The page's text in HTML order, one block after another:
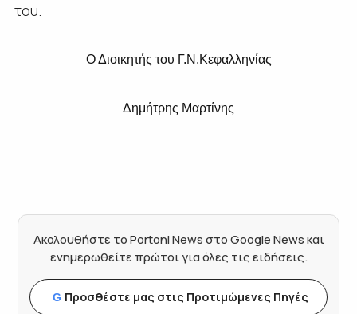
του.
Ο Διοικητής του Γ.Ν.Κεφαλληνίας
Δημήτρης Μαρτίνης
Ακολουθήστε το Portoni News στο Google News και
ενημερωθείτε πρώτοι για όλες τις ειδήσεις.
G Προσθέστε μας στις Προτιμώμενες Πηγές